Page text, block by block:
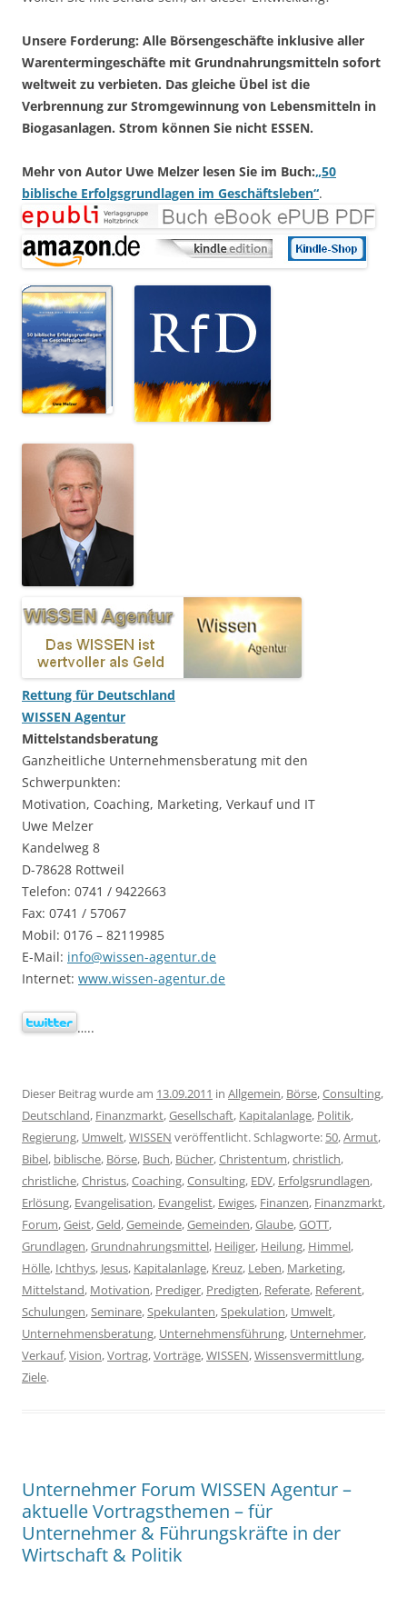
Unsere Forderung: Alle Börsengeschäfte inklusive aller
Warentermingeschäfte mit Grundnahrungsmitteln sofort
weltweit zu verbieten. Das gleiche Übel ist die
Verbrennung zur Stromgewinnung von Lebensmitteln in
Biogasanlagen. Strom können Sie nicht ESSEN.
Mehr von Autor Uwe Melzer lesen Sie im Buch:„50
biblische Erfolgsgrundlagen im Geschäftsleben“.
Rettung für Deutschland
WISSEN Agentur
Mittelstandsberatung
Ganzheitliche Unternehmensberatung mit den
Schwerpunkten:
Motivation, Coaching, Marketing, Verkauf und IT
Uwe Melzer
Kandelweg 8
D-78628 Rottweil
Telefon: 0741 / 9422663
Fax: 0741 / 57067
Mobil: 0176 – 82119985
E-Mail: info@wissen-agentur.de
Internet: www.wissen-agentur.de
…..
Dieser Beitrag wurde am 13.09.2011 in Allgemein, Börse,Consulting,
Deutschland, Finanzmarkt,Gesellschaft, Kapitalanlage, Politik,
Regierung, Umwelt,WISSEN veröffentlicht. Schlagworte: 50,Armut,
Bibel, biblische, Börse, Buch, Bücher,Christentum,christlich,
christliche,Christus,Coaching,Consulting, EDV, Erfolgsrundlagen,
Erlösung, Evangelisation, Evangelist, Ewiges, Finanzen, Finanzmarkt,
Forum,Geist,Geld,Gemeinde,Gemeinden,Glaube,GOTT,
Grundlagen,Grundnahrungsmittel, Heiliger, Heilung, Himmel,
Hölle, Ichthys, Jesus, Kapitalanlage, Kreuz, Leben, Marketing,
Mittelstand, Motivation, Prediger, Predigten, Referate, Referent,
Schulungen,Seminare,Spekulanten,Spekulation, Umwelt,
Unternehmensberatung, Unternehmensführung, Unternehmer,
Verkauf,Vision,Vortrag,Vorträge,WISSEN,Wissensvermittlung,
Ziele.
Unternehmer Forum WISSEN Agentur –
aktuelle Vortragsthemen – für
Unternehmer & Führungskräfte in der
Wirtschaft & Politik